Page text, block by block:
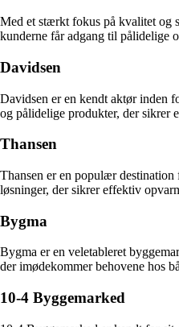
Med et stærkt fokus på kvalitet og
kunderne får adgang til pålidelige
Davidsen
Davidsen er en kendt aktør inden
og pålidelige produkter, der sikrer
Thansen
Thansen er en populær
løsninger, der sikrer effektiv
Bygma
Bygma er en veletableret
der imødekommer behovene hos
10-4 Byggemarked